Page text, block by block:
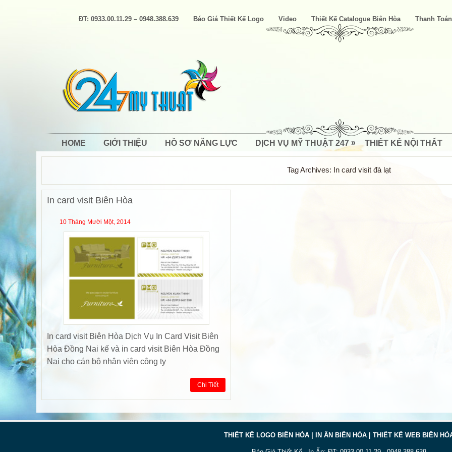
ĐT: 0933.00.11.29 – 0948.388.639 Báo Giá Thiết Kế Logo Video Thiết Kế Catalogue Biên Hòa Thanh Toán
HOME GIỚI THIỆU HỒ SƠ NĂNG LỰC DỊCH VỤ MỸ THUẬT 247 » THIẾT KẾ NỘI THẤT
Tag Archives: In card visit đà lạt
In card visit Biên Hòa
10 Tháng Mười Một, 2014
In card visit Biên Hòa Dịch Vụ In Card Visit Biên
Hòa Đồng Nai kế và in card visit Biên Hòa Đồng
Nai cho cán bộ nhân viên công ty
Chi Tiết
THIẾT KẾ LOGO BIÊN HÒA | IN ẤN BIÊN HÒA | THIẾT KẾ WEB BIÊN